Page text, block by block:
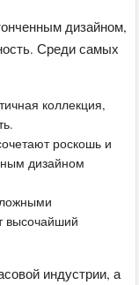
дизайном,
Среди самых
коллекция,
роскошь и
дизайном
высочайший
индустрии, а